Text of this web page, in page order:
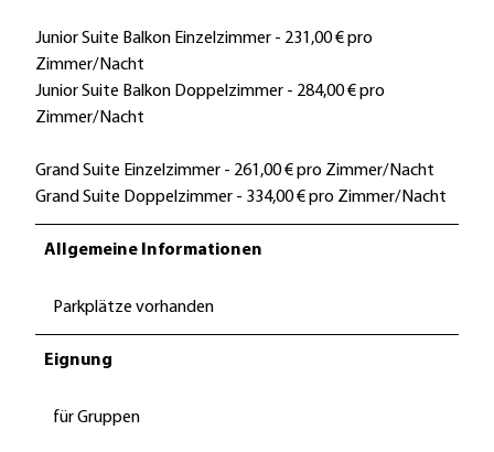
Junior Suite Balkon Einzelzimmer - 231,00 € pro
Zimmer/Nacht
Junior Suite Balkon Doppelzimmer - 284,00 € pro
Zimmer/Nacht
Grand Suite Einzelzimmer - 261,00 € pro Zimmer/Nacht
Grand Suite Doppelzimmer - 334,00 € pro Zimmer/Nacht
Allgemeine Informationen
Parkplätze vorhanden
Eignung
für Gruppen